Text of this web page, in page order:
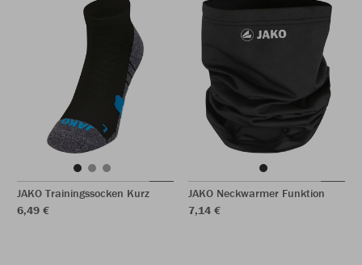
JAKO Trainingssocken Kurz
6,49 €
JAKO Neckwarmer Funktion
7,14 €